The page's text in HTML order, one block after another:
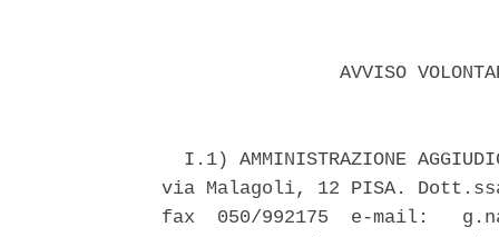
AVVISO
I.1) AMMINISTRAZIONE
via Malagoli, 12 PISA.
fax  050/992175  e-mail: